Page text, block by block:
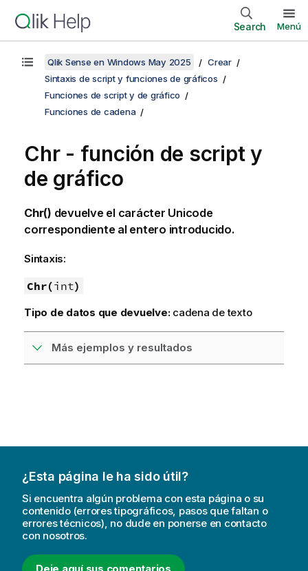
Search Menú
Qlik Sense en Windows May 2025
Crear
Sintaxis de script y funciones de gráficos
Funciones de script y de gráfico
Funciones de cadena
Chr - función de script y
de gráfico
Chr() devuelve el carácter Unicode
correspondiente al entero introducido.
Sintaxis:
Chr(int)
Tipo de datos que devuelve: cadena de texto
Más ejemplos y resultados
¿Esta página le ha sido útil?
Si encuentra algún problema con esta página o su
contenido (errores tipográficos, pasos que faltan o
errores técnicos), no dude en ponerse en contacto
con nosotros.